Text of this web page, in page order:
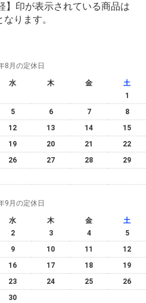
】印が表示されている商品は
ります。
8月の定休日
水 木 金
土
1
5 6 7
8
12 13 14
15
19 20 21
22
26 27 28
29
9月の定休日
水 木 金
土
2 3 4
5
9 10 11
12
16 17 18
19
23 24 25
26
30